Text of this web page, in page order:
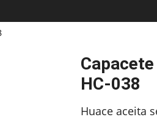
HC-038
Huace aceita